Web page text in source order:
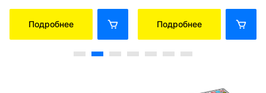
Подробнее Подробнее